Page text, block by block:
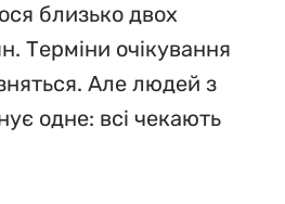
близько двох
Терміни очікування
Але людей з
одне: всі чекають